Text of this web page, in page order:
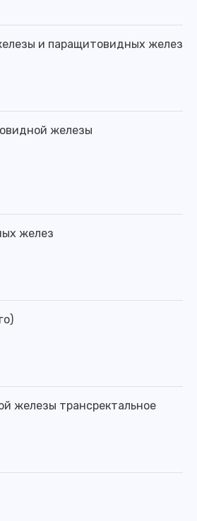
и паращитовидных желез
железы
желез
железы трансректальное